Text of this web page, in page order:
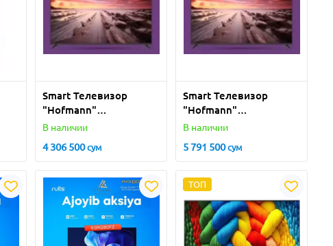
Smart Телевизор
"Hofmann"
TV43S1WOSM-HF 43"
В наличии
4 306 500сум
Smart Телевизор
"Hofmann"
TV50S1WOSM-HF 50"
В наличии
5 791 500сум
ТОП